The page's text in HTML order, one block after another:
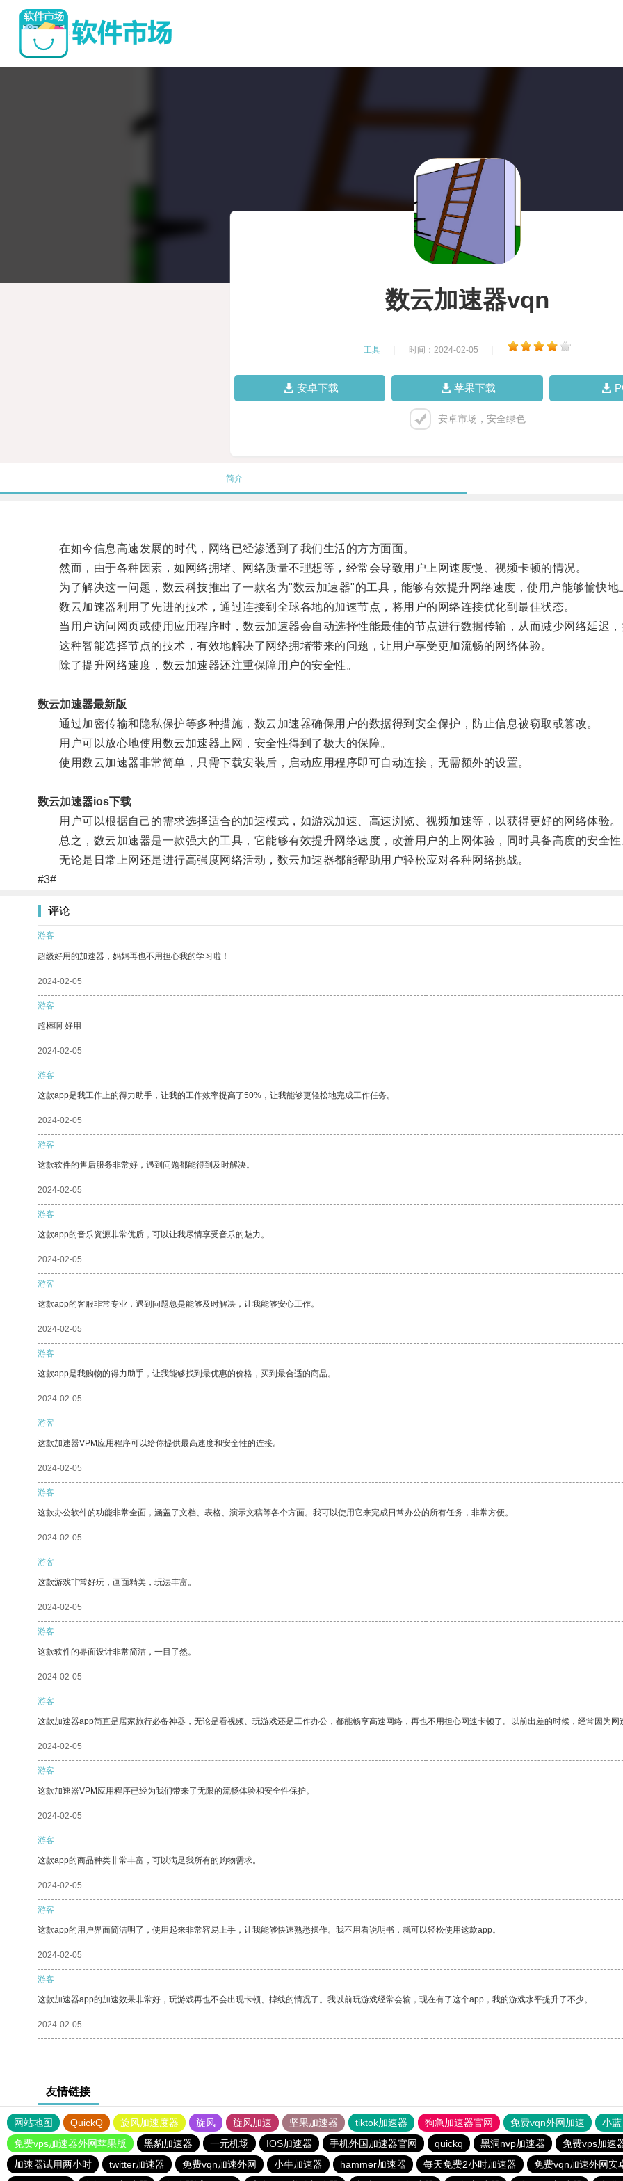
数云加速器vqn
工具 时间：2024-02-05
安卓下载 苹果下载
安卓市场，安全绿色
简介
在如今信息高速发展的时代，网络已经渗透到了我们生活的方方面面。
然而，由于各种因素，如网络拥堵、网络质量不理想等，经常会导致用户上网速度慢、视频卡顿的情况。
为了解决这一问题，数云科技推出了一款名为"数云加速器"的工具，能够有效提升网络速度，使用户能够愉快地
数云加速器利用了先进的技术，通过连接到全球各地的加速节点，将用户的网络连接优化到最佳状态。
当用户访问网页或使用应用程序时，数云加速器会自动选择性能最佳的节点进行数据传输，从而减少网络延迟，
这种智能选择节点的技术，有效地解决了网络拥堵带来的问题，让用户享受更加流畅的网络体验。
除了提升网络速度，数云加速器还注重保障用户的安全性。
数云加速器最新版
通过加密传输和隐私保护等多种措施，数云加速器确保用户的数据得到安全保护，防止信息被窃取或篡改。
用户可以放心地使用数云加速器上网，安全性得到了极大的保障。
使用数云加速器非常简单，只需下载安装后，启动应用程序即可自动连接，无需额外的设置。
数云加速器ios下载
用户可以根据自己的需求选择适合的加速模式，如游戏加速、高速浏览、视频加速等，以获得更好的网络体验。
总之，数云加速器是一款强大的工具，它能够有效提升网络速度，改善用户的上网体验，同时具备高度的安全性
无论是日常上网还是进行高强度网络活动，数云加速器都能帮助用户轻松应对各种网络挑战。
#3#
评论
游客
超级好用的加速器，妈妈再也不用担心我的学习啦！
2024-02-05
游客
超棒啊 好用
2024-02-05
游客
这款app是我工作上的得力助手，让我的工作效率提高了50%，让我能够更轻松地完成工作任务。
2024-02-05
游客
这款软件的售后服务非常好，遇到问题都能得到及时解决。
2024-02-05
游客
这款app的音乐资源非常优质，可以让我尽情享受音乐的魅力。
2024-02-05
游客
这款app的客服非常专业，遇到问题总是能够及时解决，让我能够安心工作。
2024-02-05
游客
这款app是我购物的得力助手，让我能够找到最优惠的价格，买到最合适的商品。
2024-02-05
游客
这款加速器VPM应用程序可以给你提供最高速度和安全性的连接。
2024-02-05
游客
这款办公软件的功能非常全面，涵盖了文档、表格、演示文稿等各个方面。我可以使用它来完成日常办公的所有任务，非常方便。
2024-02-05
游客
这款游戏非常好玩，画面精美，玩法丰富。
2024-02-05
游客
这款软件的界面设计非常简洁，一目了然。
2024-02-05
游客
这款加速器app简直是居家旅行必备神器，无论是看视频、玩游戏还是工作办公，都能畅享高速网络，再也不用担心网速卡顿了。以前出差的时候，经常因为
2024-02-05
游客
这款加速器VPM应用程序已经为我们带来了无限的流畅体验和安全性保护。
2024-02-05
游客
这款app的商品种类非常丰富，可以满足我所有的购物需求。
2024-02-05
游客
这款app的用户界面简洁明了，使用起来非常容易上手，让我能够快速熟悉操作。我不用看说明书，就可以轻松使用这款app。
2024-02-05
游客
这款加速器app的加速效果非常好，玩游戏再也不会出现卡顿、掉线的情况了。我以前玩游戏经常会输，现在有了这个app，我的游戏水平提升了不少。
2024-02-05
友情链接
网站地图 QuickQ 旋风加速度器 旋风 旋风加速 坚果加速器 tiktok加速器 狗急加速器官网 免费vqn外网加速 小
免费vps加速器外网苹果版
黑豹加速器 一元机场 IOS加速器 手机外国加速器官网 quickq 黑洞nvp加速器 免费vps加速
加速器试用两小时
twitter加速器 免费vqn加速外网 小牛加速器 hammer加速器 每天免费2小时加速器 免费vqn加速外网安